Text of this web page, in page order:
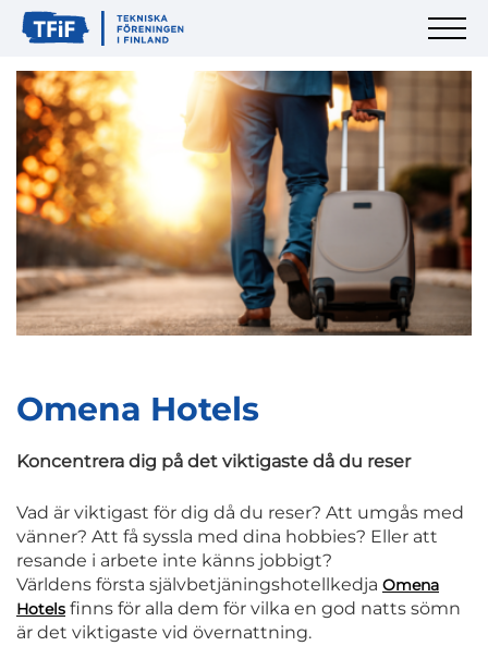
Omena Hotels
Koncentrera dig på det viktigaste då du reser
Vad är viktigast för dig då du reser? Att umgås med
vänner? Att få syssla med dina hobbies? Eller att
resande i arbete inte känns jobbigt?
Världens första självbetjäningshotellkedja Omena
Hotels finns för alla dem för vilka en god natts sömn
är det viktigaste vid övernattning.